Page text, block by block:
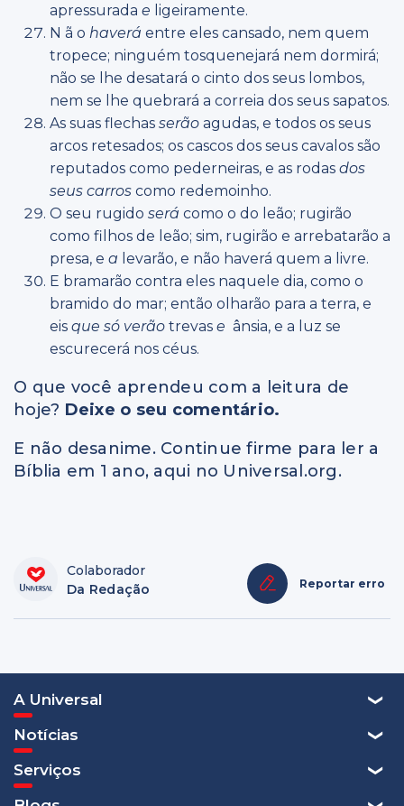
apressurada e ligeiramente.
N ã o haverá entre eles cansado, nem quem
tropece; ninguém tosquenejará nem dormirá;
não se lhe desatará o cinto dos seus lombos,
nem se lhe quebrará a correia dos seus sapatos.
As suas flechas serão agudas, e todos os seus
arcos retesados; os cascos dos seus cavalos são
reputados como pederneiras, e as rodas dos
seus carros como redemoinho.
O seu rugido será como o do leão; rugirão
como filhos de leão; sim, rugirão e arrebatarão a
presa, e a levarão, e não haverá quem a livre.
E bramarão contra eles naquele dia, como o
bramido do mar; então olharão para a terra, e
eis que só verão trevas e ânsia, e a luz se
escurecerá nos céus.
O que você aprendeu com a leitura de
hoje? Deixe o seu comentário.
E não desanime. Continue firme para ler a
Bíblia em 1 ano, aqui no Universal.org.
Colaborador
Da Redação
Reportar erro
A Universal
Notícias
Serviços